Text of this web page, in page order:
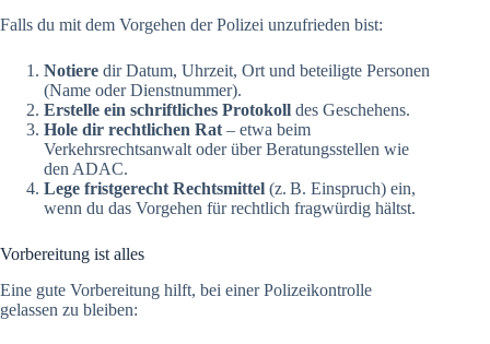
Falls du mit dem Vorgehen der Polizei unzufrieden bist:
Notiere dir Datum, Uhrzeit, Ort und beteiligte Personen
(Name oder Dienstnummer).
Erstelle ein schriftliches Protokoll des Geschehens.
Hole dir rechtlichen Rat – etwa beim
Verkehrsrechtsanwalt oder über Beratungsstellen wie
den ADAC.
Lege fristgerecht Rechtsmittel (z. B. Einspruch) ein,
wenn du das Vorgehen für rechtlich fragwürdig hältst.
Vorbereitung ist alles
Eine gute Vorbereitung hilft, bei einer Polizeikontrolle
gelassen zu bleiben: